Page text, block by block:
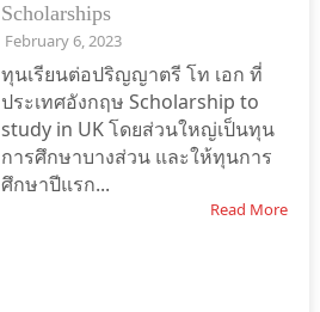
Scholarships
February 6, 2023
ทุนเรียนต่อปริญญาตรี โท เอก ที่
ประเทศอังกฤษ Scholarship to
study in UK โดยส่วนใหญ่เป็นทุน
การศึกษาบางส่วน และให้ทุนการ
ศึกษาปีแรก...
Read More